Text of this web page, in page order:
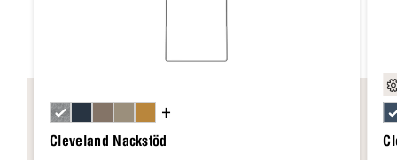
Cleveland Nackstöd
+